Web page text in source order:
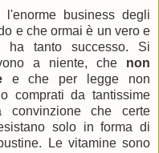
business degli
e che ormai è un vero e
ha tanto successo. Si
a niente, che non
e che per legge non
comprati da tantissime
che certe
solo in forma di
Le vitamine sono